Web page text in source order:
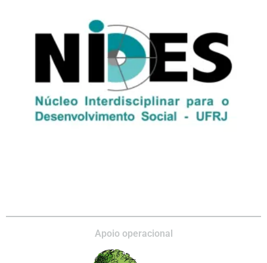
Apoio operacional